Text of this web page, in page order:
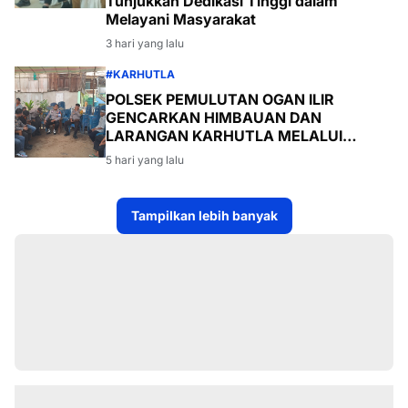
Melayani Masyarakat
3 hari yang lalu
#KARHUTLA
POLSEK PEMULUTAN OGAN ILIR
GENCARKAN HIMBAUAN DAN
LARANGAN KARHUTLA MELALUI
PROGRAM TSKD (TOURING SAMBANG
KE DESA-DESA
5 hari yang lalu
Tampilkan lebih banyak